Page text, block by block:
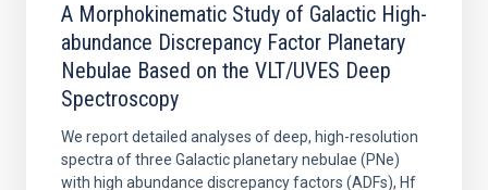
A Morphokinematic Study of Galactic High-
abundance Discrepancy Factor Planetary
Nebulae Based on the VLT/UVES Deep
Spectroscopy
We report detailed analyses of deep, high-resolution
spectra of three Galactic planetary nebulae (PNe)
with high abundance discrepancy factors (ADFs), Hf